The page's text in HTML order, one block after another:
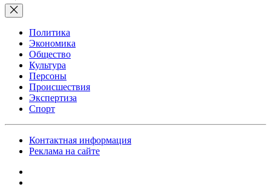
Политика
Экономика
Общество
Культура
Персоны
Происшествия
Экспертиза
Спорт
Контактная информация
Реклама на сайте